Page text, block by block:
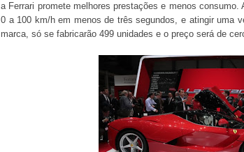
a Ferrari promete melhores prestações e menos
0 a 100 km/h em menos de três segundos, e atingir uma
marca, só se fabricarão 499 unidades e o preço será de